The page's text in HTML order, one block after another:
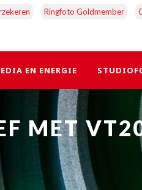
Ringfoto Goldmember
EN ENERGIE
MET